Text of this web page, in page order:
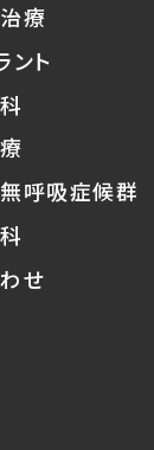
療
ント
呼吸症候群
せ